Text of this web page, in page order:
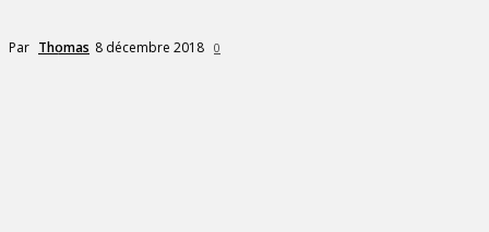
Par Thomas 8 décembre 2018 0